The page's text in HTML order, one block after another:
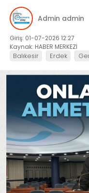
Admin admin
Giriş: 01-07-2026 12:27
Kaynak: HABER MERKEZİ
Balıkesir Erdek